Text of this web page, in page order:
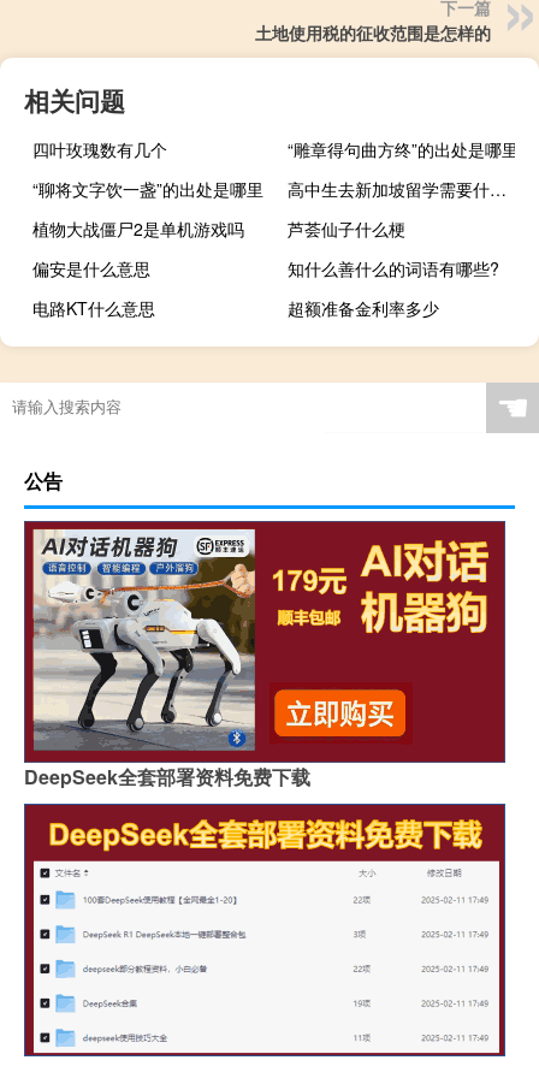
下一篇
土地使用税的征收范围是怎样的
相关问题
四叶玫瑰数有几个
“雕章得句曲方终”的出处是哪里
“聊将文字饮一盏”的出处是哪里
高中生去新加坡留学需要什么条件
植物大战僵尸2是单机游戏吗
芦荟仙子什么梗
偏安是什么意思
知什么善什么的词语有哪些?
电路KT什么意思
超额准备金利率多少
☚
公告
DeepSeek全套部署资料免费下载